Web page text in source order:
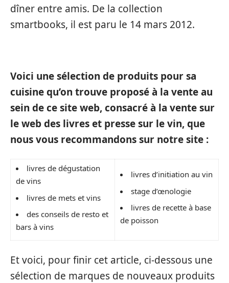
dîner entre amis. De la collection
smartbooks, il est paru le 14 mars 2012.
Voici une sélection de produits pour sa
cuisine qu’on trouve proposé à la vente au
sein de ce site web, consacré à la vente sur
le web des livres et presse sur le vin, que
nous vous recommandons sur notre site :
livres de dégustation
de vins
livres de mets et vins
des conseils de resto et
bars à vins
livres d’initiation au vin
stage d’œnologie
livres de recette à base
de poisson
Et voici, pour finir cet article, ci-dessous une
sélection de marques de nouveaux produits